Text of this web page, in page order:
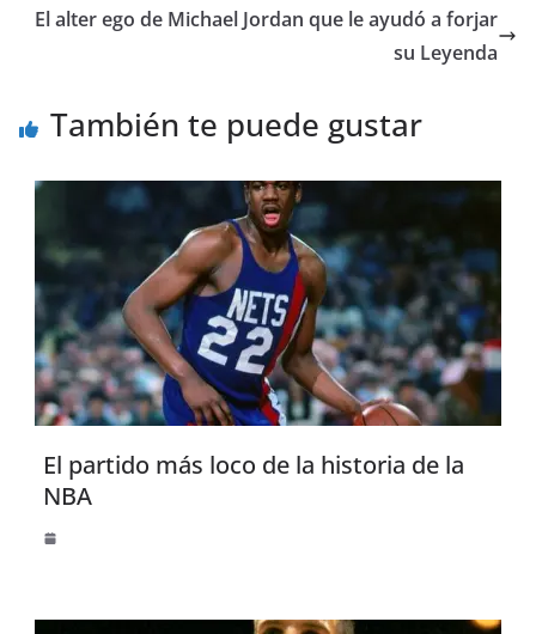
El alter ego de Michael Jordan que le ayudó a forjar
su Leyenda
También te puede gustar
El partido más loco de la historia de la
NBA